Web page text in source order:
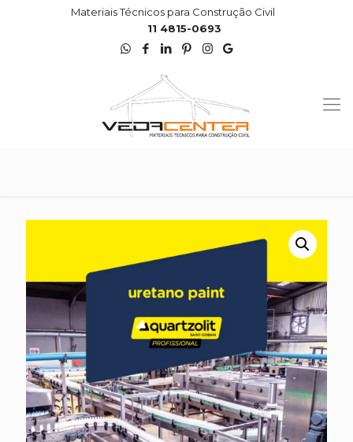
Materiais Técnicos para Construção Civil
11 4815-0693